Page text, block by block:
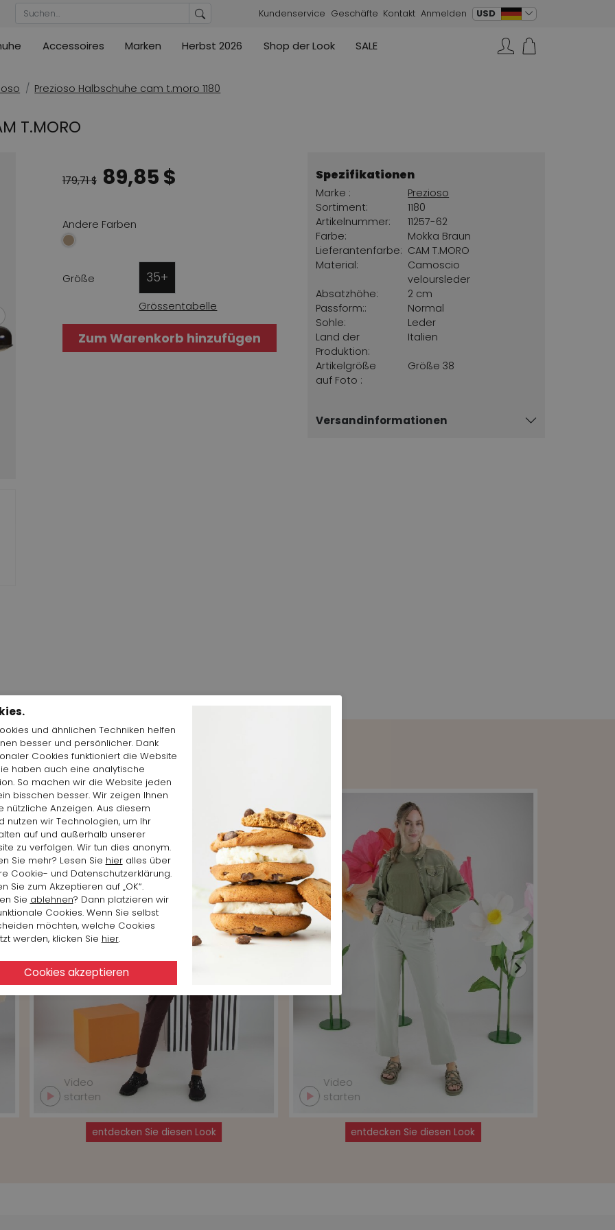
Kundenservice Geschäfte Kontakt Anmelden USD Sprache ändern
Mäntel / Jacken
Accessoires
Marken
Cambio
AGL
Herbst 2026
Cambio
Shop der Look
SALE
High
Arche
Marc Cain
Prezioso Halbschuhe cam t.moro 1180
T.MORO
179,71 $ 89,85 $
Andere Farben
Größe 35+
Grössentabelle
Zum Warenkorb hinzufügen
Spezifikationen
Marke :
Prezioso
Sortiment:
1180
Artikelnummer:
11257-62
Farbe:
Mokka Braun
Lieferantenfarbe: CAM T.MORO
Material:
Camoscio
veloursleder
Absatzhöhe:
2 cm
Passform::
Normal
Sohle:
Leder
Land der
Produktion:
Italien
Artikelgröße
auf Foto :
Größe 38
Versandinformationen
Shop the Look
Video
starten
entdecken Sie diesen Look
Video
starten
entdecken Sie diesen Look
und ähnlichen Techniken helfen
besser und persönlicher. Dank
Cookies funktioniert die Website
haben auch eine analytische
So machen wir die Website jeden
bisschen besser. Wir zeigen Ihnen
nützliche Anzeigen. Aus diesem
nutzen wir Technologien, um Ihr
auf und außerhalb unserer
zu verfolgen. Wir tun dies anonym.
Sie mehr? Lesen Sie hieralles über
Cookie- und Datenschutzerklärung.
Sie zum Akzeptieren auf „OK“.
Sie ablehnen? Dann platzieren wir
Cookies. Wenn Sie selbst
möchten, welche Cookies
werden, klicken Sie hier.